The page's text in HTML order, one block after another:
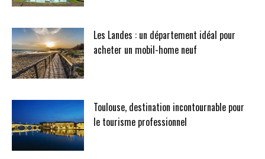
Les Landes : un département idéal pour
acheter un mobil-home neuf
Toulouse, destination incontournable pour
le tourisme professionnel